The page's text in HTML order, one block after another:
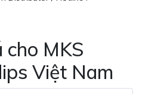
cho MKS
Việt Nam